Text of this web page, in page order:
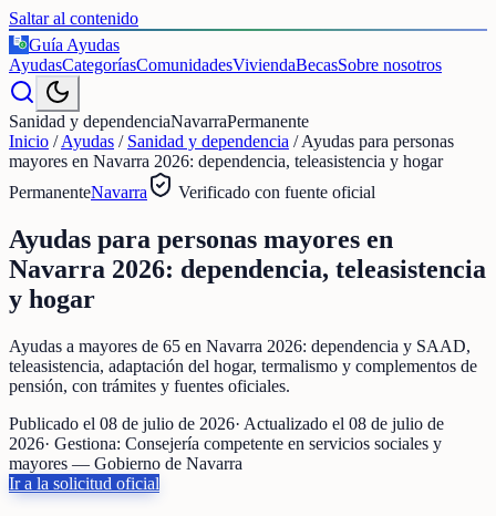
Saltar al contenido
€
Guía Ayudas
AyudasCategoríasComunidadesViviendaBecasSobre nosotros
Sanidad y dependenciaNavarraPermanente
Inicio /Ayudas / Sanidad y dependencia /Ayudas para personas
mayores en Navarra 2026: dependencia, teleasistencia y hogar
PermanenteNavarra Verificado con fuente oficial
Ayudas para personas mayores en
Navarra 2026: dependencia, teleasistencia
y hogar
Ayudas a mayores de 65 en Navarra 2026: dependencia y SAAD,
teleasistencia, adaptación del hogar, termalismo y complementos de
pensión, con trámites y fuentes oficiales.
Publicado el 08 de julio de 2026· Actualizado el 08 de julio de
2026· Gestiona: Consejería competente en servicios sociales y
mayores — Gobierno de Navarra
Ir a la solicitud oficial